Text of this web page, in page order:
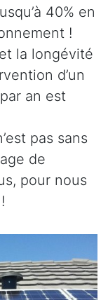
40% en
!
la longévité
d’un
an est
pas sans
de
pour nous